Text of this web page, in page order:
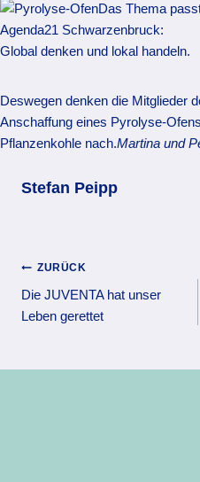
Das Thema
Agenda21 Schwarzenbruck:
Global denken und lokal handeln.
Deswegen denken die Mitglieder
Anschaffung eines Pyrolyse-
Pflanzenkohle nach.Martina und
Stefan Peipp
ZURÜCK
Die JUVENTA hat unser
Leben gerettet